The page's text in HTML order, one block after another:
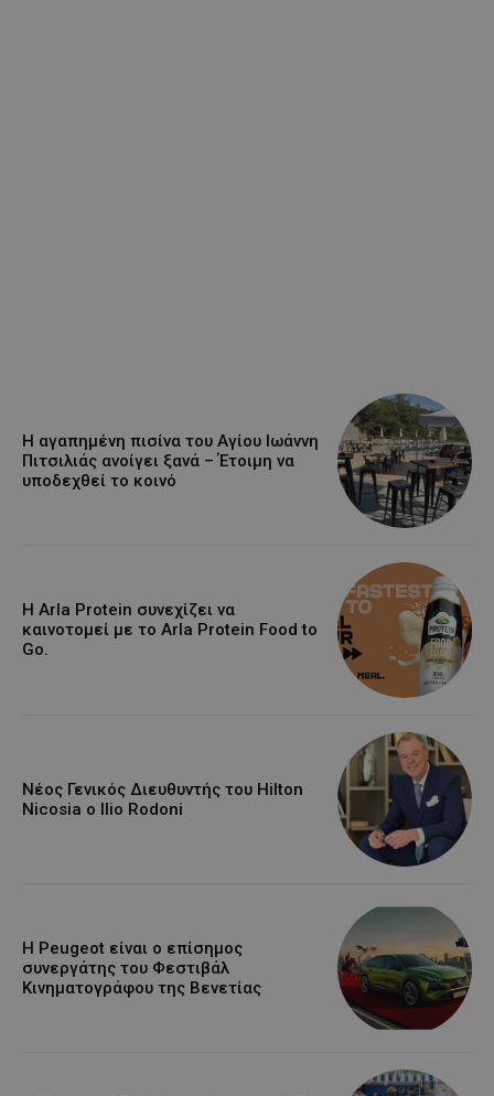
Η αγαπημένη πισίνα του Αγίου Ιωάννη
Πιτσιλιάς ανοίγει ξανά – Έτοιμη να
υποδεχθεί το κοινό
Η Arla Protein συνεχίζει να
καινοτομεί με το Arla Protein Food to
Go.
Νέος Γενικός Διευθυντής του Hilton
Nicosia ο Ilio Rodoni
Η Peugeot είναι ο επίσημος
συνεργάτης του Φεστιβάλ
Κινηματογράφου της Βενετίας